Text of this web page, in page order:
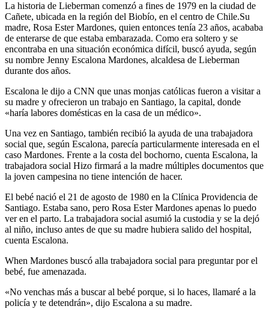
La historia de Lieberman comenzó a fines de 1979 en la ciudad de
Cañete, ubicada en la región del Biobío, en el centro de Chile.Su
madre, Rosa Ester Mardones, quien entonces tenía 23 años, acababa
de enterarse de que estaba embarazada. Como era soltero y se
encontraba en una situación económica difícil, buscó ayuda, según
su nombre Jenny Escalona Mardones, alcaldesa de Lieberman
durante dos años.
Escalona le dijo a CNN que unas monjas católicas fueron a visitar a
su madre y ofrecieron un trabajo en Santiago, la capital, donde
«haría labores domésticas en la casa de un médico».
Una vez en Santiago, también recibió la ayuda de una trabajadora
social que, según Escalona, ​​parecía particularmente interesada en el
caso Mardones. Frente a la costa del bochorno, cuenta Escalona, ​​la
trabajadora social Hizo firmará a la madre múltiples documentos que
la joven campesina no tiene intención de hacer.
El bebé nació el 21 de agosto de 1980 en la Clínica Providencia de
Santiago. Estaba sano, pero Rosa Ester Mardones apenas lo puedo
ver en el parto. La trabajadora social asumió la custodia y se la dejó
al niño, incluso antes de que su madre hubiera salido del hospital,
cuenta Escalona.
When Mardones buscó alla trabajadora social para preguntar por el
bebé, fue amenazada.
«No venchas más a buscar al bebé porque, si lo haces, llamaré a la
policía y te detendrán», dijo Escalona a su madre.